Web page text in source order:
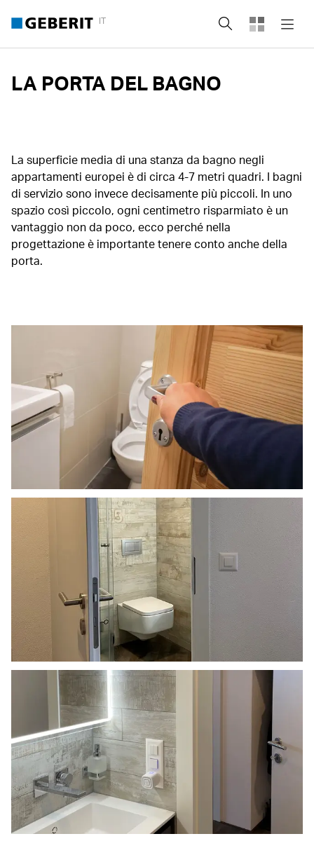
IT Cerca
LA PORTA DEL BAGNO
La superficie media di una stanza da bagno negli
appartamenti europei è di circa 4-7 metri quadri. I bagni
di servizio sono invece decisamente più piccoli. In uno
spazio così piccolo, ogni centimetro risparmiato è un
vantaggio non da poco, ecco perché nella
progettazione è importante tenere conto anche della
porta.